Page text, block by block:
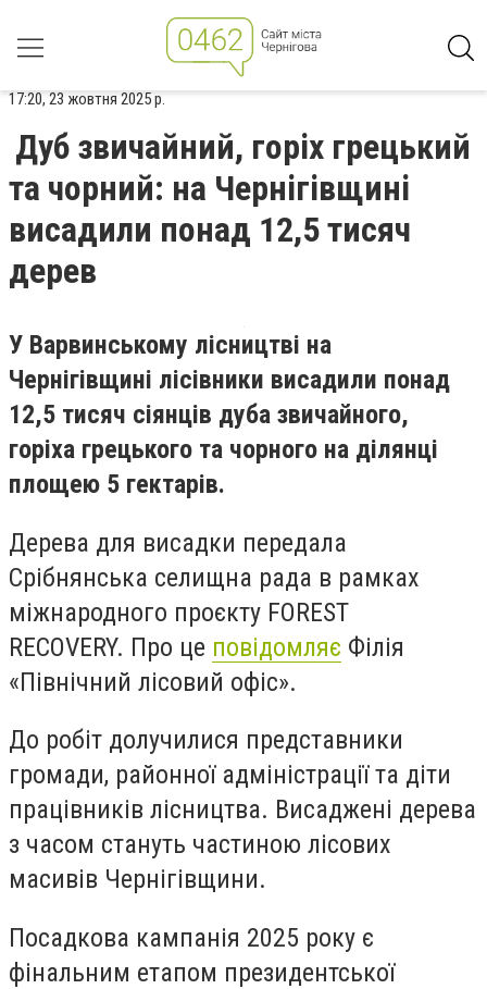
17:20, 23 жовтня 2025 р.
Дуб звичайний, горіх грецький
та чорний: на Чернігівщині
висадили понад 12,5 тисяч
дерев
У Варвинському лісництві на
Чернігівщині лісівники висадили понад
12,5 тисяч сіянців дуба звичайного,
горіха грецького та чорного на ділянці
площею 5 гектарів.
Дерева для висадки передала
Срібнянська селищна рада в рамках
міжнародного проєкту FOREST
RECOVERY. Про це повідомляє Філія
«Північний лісовий офіс».
До робіт долучилися представники
громади, районної адміністрації та діти
працівників лісництва. Висаджені дерева
з часом стануть частиною лісових
масивів Чернігівщини.
Посадкова кампанія 2025 року є
фінальним етапом президентської